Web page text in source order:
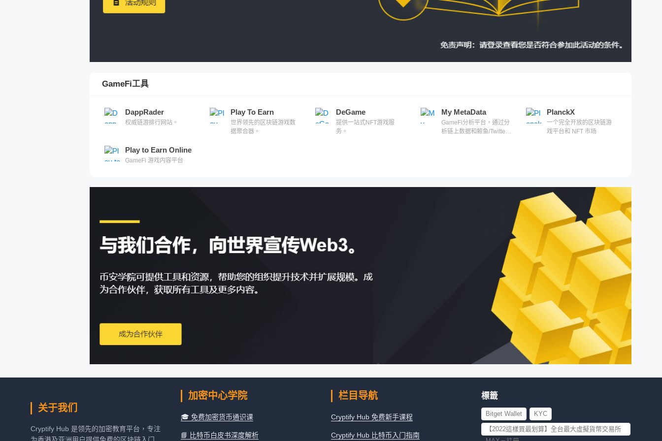
GameFi工具
DappRader
权威链游排行网站。
Play To Earn
世界领先的区块链游戏数
据聚合器。
DeGame
提供一站式NFT游戏服
务。
My MetaData
GameFi分析平台，通过分
析链上数据和鲸鱼/Twitter
PlanckX
一个完全开放的区块链游
戏平台和 NFT 市场
Play to Earn Online
GameFi 游戏内容平台
关于我们
Cryptify Hub 是领先的加密教育平台，专注
为香港及亚洲用户提供免费的区块链入门
加密中心学院
🎓 免费加密货币通识课
📘 比特币白皮书深度解析
栏目导航
Cryptify Hub 免费新手课程
Cryptify Hub 比特币入门指南
標籤
Bitget Wallet KYC
【2022這樣買最划算】全台最大虛擬貨幣交易所